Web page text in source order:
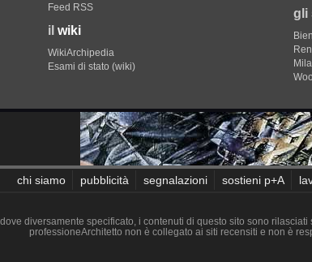
Feed RSS
il wiki
WikiArchipedia
Esami di stato (wiki)
gli
chi siamo pubblicità segnalazioni sostieni p+A
diversamente specificato, i contenuti di questo sito sono rilasciati
professioneArchitetto non è collegato ai siti recensiti e non è